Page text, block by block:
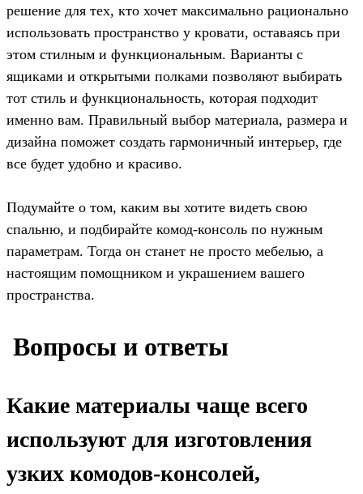
решение для тех, кто хочет максимально рационально
использовать пространство у кровати, оставаясь при
этом стилным и функциональным. Варианты с
ящиками и открытыми полками позволяют выбирать
тот стиль и функциональность, которая подходит
именно вам. Правильный выбор материала, размера и
дизайна поможет создать гармоничный интерьер, где
все будет удобно и красиво.
Подумайте о том, каким вы хотите видеть свою
спальню, и подбирайте комод-консоль по нужным
параметрам. Тогда он станет не просто мебелью, а
настоящим помощником и украшением вашего
пространства.
️ Вопросы и ответы
Какие материалы чаще всего
используют для изготовления
узких комодов-консолей,